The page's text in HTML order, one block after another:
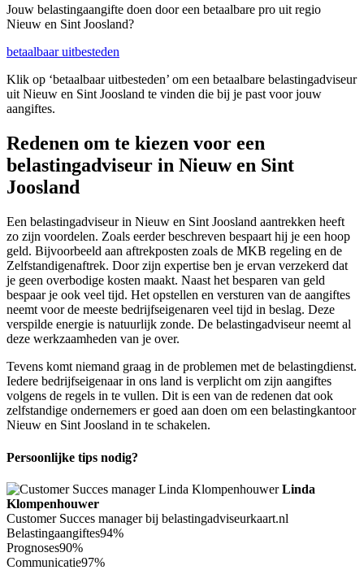
Jouw belastingaangifte doen door een betaalbare pro uit regio
Nieuw en Sint Joosland?
betaalbaar uitbesteden
Klik op ‘betaalbaar uitbesteden’ om een betaalbare belastingadviseur
uit Nieuw en Sint Joosland te vinden die bij je past voor jouw
aangiftes.
Redenen om te kiezen voor een
belastingadviseur in Nieuw en Sint
Joosland
Een belastingadviseur in Nieuw en Sint Joosland aantrekken heeft
zo zijn voordelen. Zoals eerder beschreven bespaart hij je een hoop
geld. Bijvoorbeeld aan aftrekposten zoals de MKB regeling en de
Zelfstandigenaftrek. Door zijn expertise ben je ervan verzekerd dat
je geen overbodige kosten maakt. Naast het besparen van geld
bespaar je ook veel tijd. Het opstellen en versturen van de aangiftes
neemt voor de meeste bedrijfseigenaren veel tijd in beslag. Deze
verspilde energie is natuurlijk zonde. De belastingadviseur neemt al
deze werkzaamheden van je over.
Tevens komt niemand graag in de problemen met de belastingdienst.
Iedere bedrijfseigenaar in ons land is verplicht om zijn aangiftes
volgens de regels in te vullen. Dit is een van de redenen dat ook
zelfstandige ondernemers er goed aan doen om een belastingkantoor
Nieuw en Sint Joosland in te schakelen.
Persoonlijke tips nodig?
Linda
Klompenhouwer
Customer Succes manager bij belastingadviseurkaart.nl
Belastingaangiftes94%
Prognoses90%
Communicatie97%